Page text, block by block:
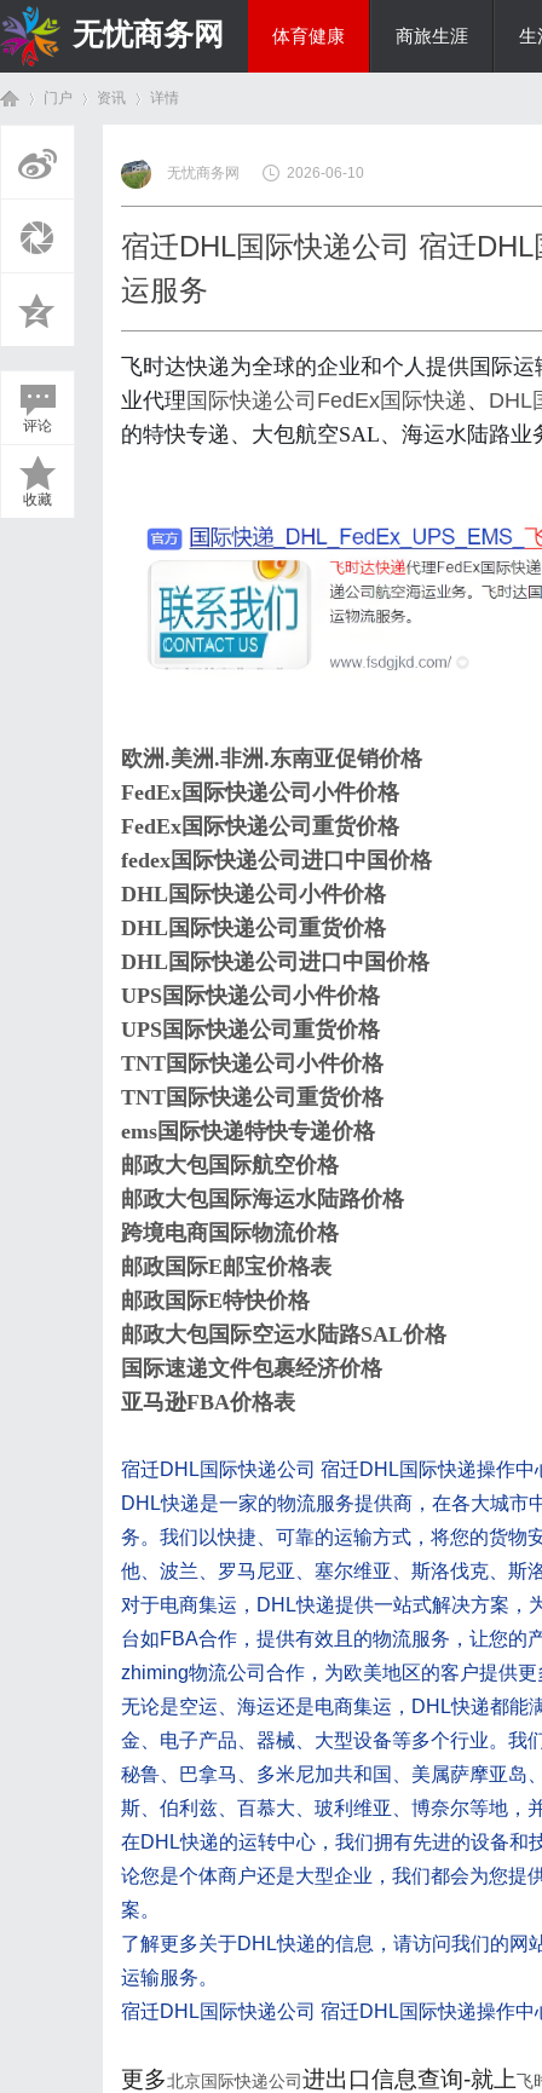
无忧商务网 体育健康 商旅生涯 生
门户 资讯
›
详情
评论
收藏
无忧商务网 2026-06-10
宿迁DHL国际快递公司 宿迁
运服务
飞时达快递为全球的企业和个人提供国际
业代理 国际快递公司 FedEx国际快递 、 DHL
的特快专递、大包航空SAL、海运水陆路业
欧洲.美洲.非洲.东南亚促销价格
FedEx国际快递公司小件价格
FedEx国际快递公司重货价格
fedex国际快递公司进口中国价格
DHL国际快递公司小件价格
DHL国际快递公司重货价格
DHL国际快递公司进口中国价格
UPS国际快递公司小件价格
UPS国际快递公司重货价格
TNT国际快递公司小件价格
TNT国际快递公司重货价格
ems国际快递特快专递价格
邮政大包国际航空价格
邮政大包国际海运水陆路价格
跨境电商国际物流价格
邮政国际E邮宝价格表
邮政国际E特快价格
邮政大包国际空运水陆路SAL价格
国际速递文件包裹经济价格
亚马逊FBA价格表
宿迁DHL国际快递公司 宿迁DHL国际快递操作
DHL快递是一家的物流服务提供商，在各大城
务。我们以快捷、可靠的运输方式，将您的货物
他、波兰、罗马尼亚、塞尔维亚、斯洛伐克、斯
对于电商集运，DHL快递提供一站式解决方案，
台如FBA合作，提供有效且的物流服务，让您的
zhiming物流公司合作，为欧美地区的客户提供更
无论是空运、海运还是电商集运，DHL快递都能
金、电子产品、器械、大型设备等多个行业。我
秘鲁、巴拿马、多米尼加共和国、美属萨摩亚岛
斯、伯利兹、百慕大、玻利维亚、博奈尔等地，
在DHL快递的运转中心，我们拥有先进的设备和
论您是个体商户还是大型企业，我们都会为您提
案。
了解更多关于DHL快递的信息，请访问我们的网
运输服务。
宿迁DHL国际快递公司 宿迁DHL国际快递操作
更多北京国际快递公司进出口信息查询-就上飞